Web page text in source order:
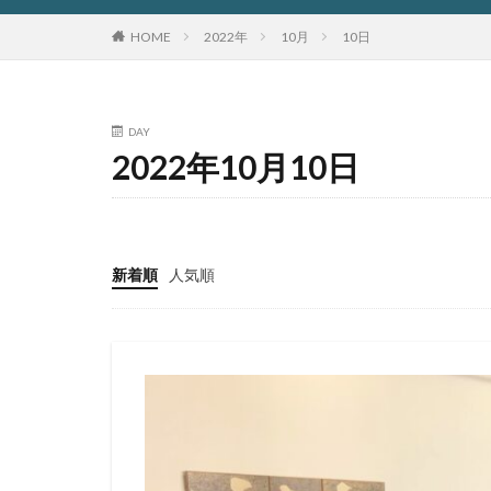
HOME 2022年 10月 10日
DAY
2022年10月10日
新着順 人気順